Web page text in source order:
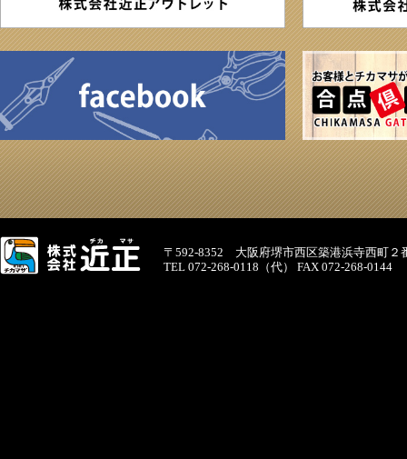
〒592-8352 大阪府堺市西区築港浜寺西町２
TEL 072-268-0118（代） FAX 072-268-0144